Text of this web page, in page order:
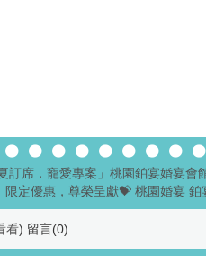
訂席．寵愛專案」桃園鉑宴婚宴會
限定優惠，尊榮呈獻💝 桃園婚宴 鉑
看) 留言(0)